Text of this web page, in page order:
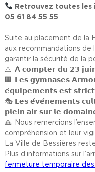
Retrouvez toutes les
05 61 84 55 55
Suite au placement de la
aux recommandations de
garantir la sécurité de la
𝗔̀ 𝗰𝗼𝗺𝗽𝘁𝗲𝗿 𝗱𝘂 𝟮𝟯 𝗷𝘂𝗶𝗻
𝗟𝗲𝘀 𝗴𝘆𝗺𝗻𝗮𝘀𝗲𝘀
𝗲́𝗾𝘂𝗶𝗽𝗲𝗺𝗲𝗻𝘁𝘀 𝗲𝘀𝘁
𝗟𝗲𝘀 𝗲́𝘃𝗲́𝗻𝗲𝗺𝗲𝗻𝘁𝘀
𝗽𝗹𝗲𝗶𝗻 𝗮𝗶𝗿 𝘀𝘂𝗿 𝗹𝗲
Nous remercions
compréhension et leur
La Ville de Bessières
Plus d’informations sur
fermeture temporaire